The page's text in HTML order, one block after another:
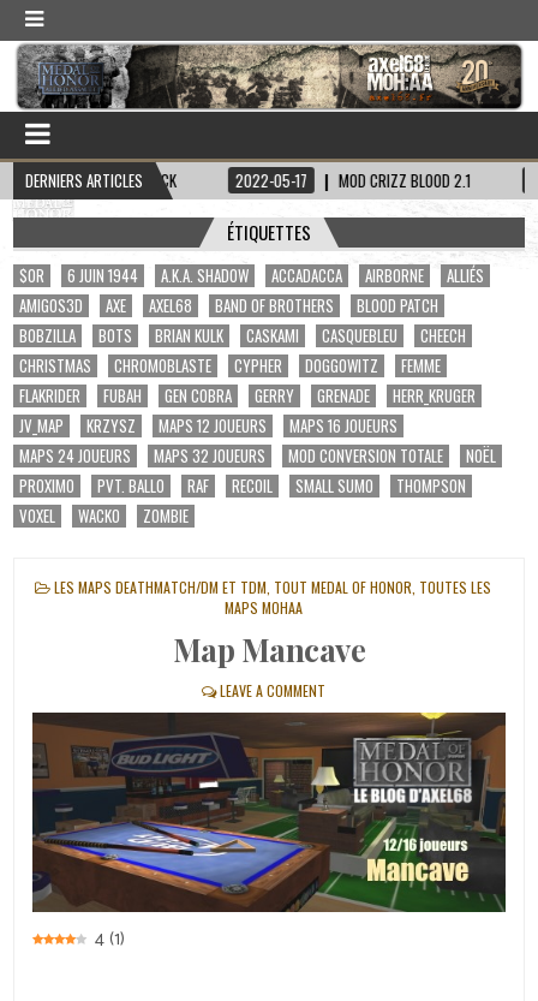
DERNIERS ARTICLES
HADDOCK 2022-05-17 MOD CRIZZ BLOOD 2.1 2022-05-01
ÉTIQUETTES
$OR 6 JUIN 1944 A.K.A. SHADOW ACCADACCA AIRBORNE
ALLIÉS
AMIGOS3D
AXE AXEL68 BAND OF BROTHERS
BLOOD PATCH
BOBZILLA
BOTS BRIAN KULK CASKAMI CASQUEBLEU
CHEECH
CHRISTMAS
CHROMOBLASTE CYPHER DOGGOWITZ
FEMME
FLAKRIDER
FUBAH GEN COBRA GERRY GRENADE
HERR_KRUGER
JV_MAP
KRZYSZ MAPS 12 JOUEURS
MAPS 16 JOUEURS
MAPS 24 JOUEURS
MAPS 32 JOUEURS MOD CONVERSION TOTALE
NOËL
PROXIMO
PVT. BALLO RAF RECOIL SMALL SUMO
THOMPSON
VOXEL
WACKO ZOMBIE
POSTED
LES MAPS DEATHMATCH/DM ET TDM TOUT MEDAL OF HONOR TOUTES LES
MAPS MOHAA
Map Mancave
LEAVE A COMMENT
4(1)